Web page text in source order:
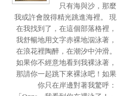
只有海與沙，那麼
我或許會脫得精光跳進海裡。 現
在我找到了，在這個部落格裡，
我舒暢地用文字赤裸地泅泳著，
在浪花裡陶醉，在潮汐中沖滑。
如果你不經意地看到我裸泳著，
那請你一起跳下來裸泳吧！如果
你只在岸邊對著我驚呼：